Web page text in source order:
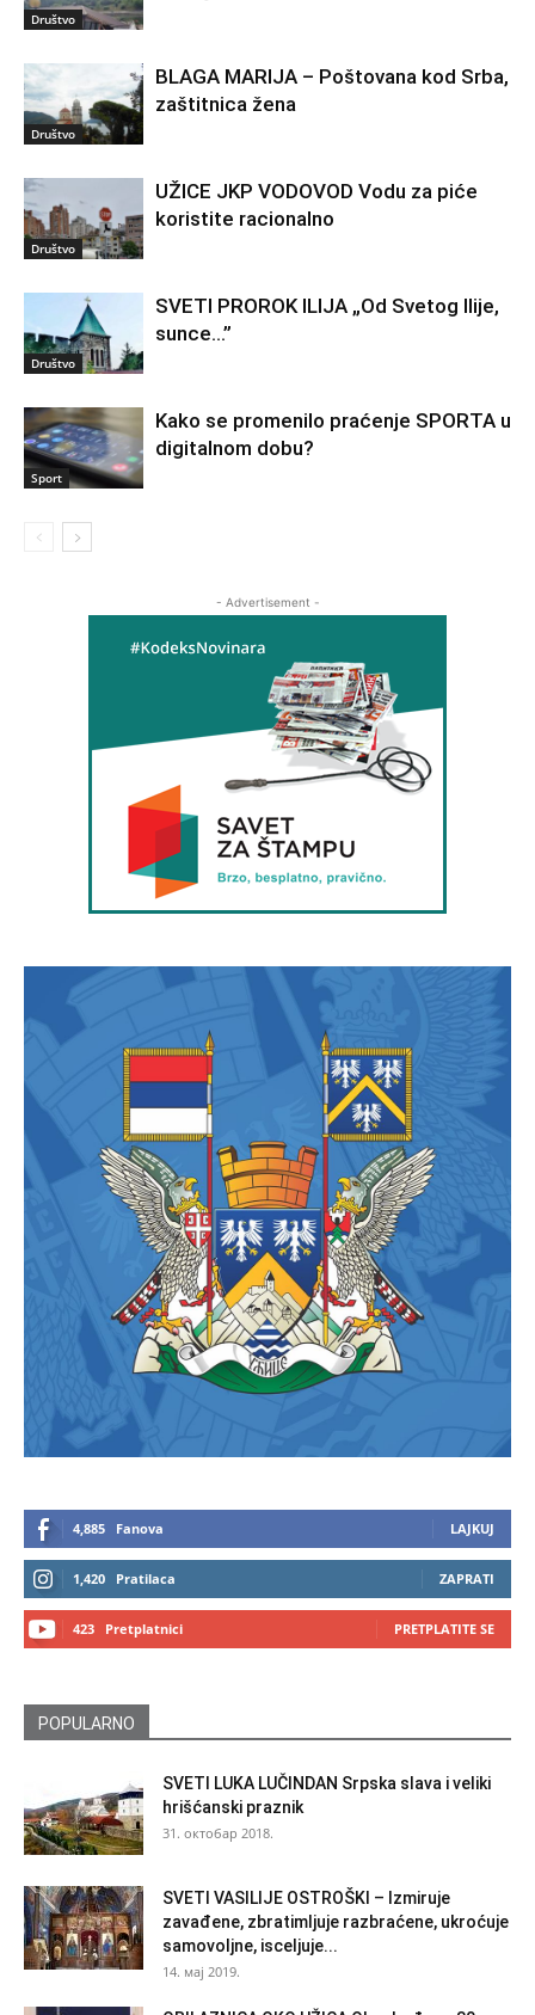
Društvo
Društvo
BLAGA MARIJA – Poštovana kod Srba,
zaštitnica žena
Društvo
UŽICE JKP VODOVOD Vodu za piće
koristite racionalno
Društvo
SVETI PROROK ILIJA „Od Svetog Ilije,
sunce…”
Sport
Kako se promenilo praćenje SPORTA u
digitalnom dobu?
- Advertisement -
4,885 Fanova LAJKUJ
1,420 Pratilaca ZAPRATI
423 Pretplatnici PRETPLATITE SE
POPULARNO
SVETI LUKA LUČINDAN Srpska slava i veliki
hrišćanski praznik
31. октобар 2018.
SVETI VASILIJE OSTROŠKI – Izmiruje
zavađene, zbratimljuje razbraćene, ukroćuje
samovoljne, isceljuje...
14. мај 2019.